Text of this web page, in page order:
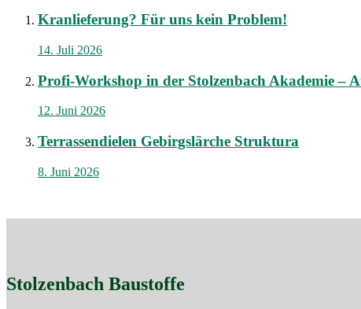
Kranlieferung? Für uns kein Problem!
14. Juli 2026
Profi-Workshop in der Stolzenbach Akademie –
12. Juni 2026
Terrassendielen Gebirgslärche Struktura
8. Juni 2026
Stolzenbach Baustoffe